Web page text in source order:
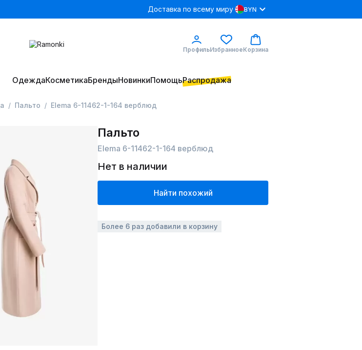
Доставка по всему миру BYN
ПрофильИзбранноеКорзина
ОдеждаКосметикаБрендыНовинкиПомощьРаспродажа
Пальто Elema 6-11462-1-164 верблюд
Пальто
Elema 6-11462-1-164 верблюд
Нет в наличии
Найти похожий
Более 6 раз добавили в корзину